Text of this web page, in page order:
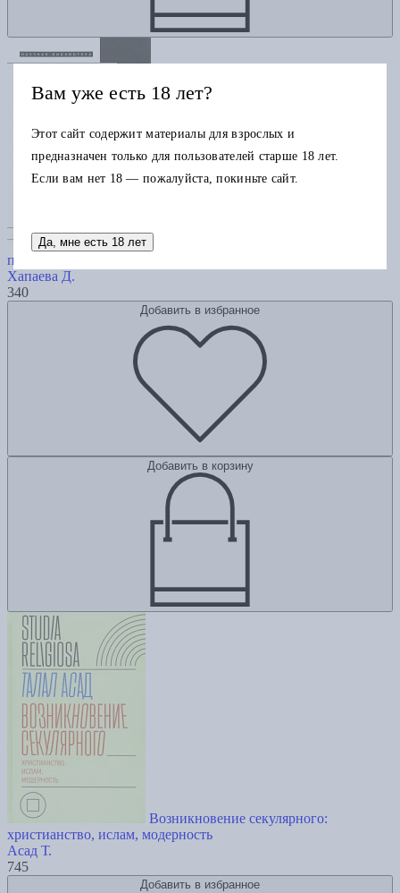
переводов: Гуманитарные науки и революция понятий
Хапаева Д.
340
Добавить в избранное
Добавить в корзину
Возникновение секулярного:
христианство, ислам, модерность
Асад Т.
745
Добавить в избранное
Вам уже есть 18 лет?
Этот сайт содержит материалы для взрослых и
предназначен только для пользователей старше 18 лет.
Если вам нет 18 — пожалуйста, покиньте сайт.
Да, мне есть 18 лет